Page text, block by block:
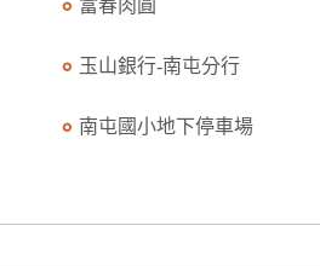
富春肉圓
玉山銀行-南屯分行
南屯國小地下停車場